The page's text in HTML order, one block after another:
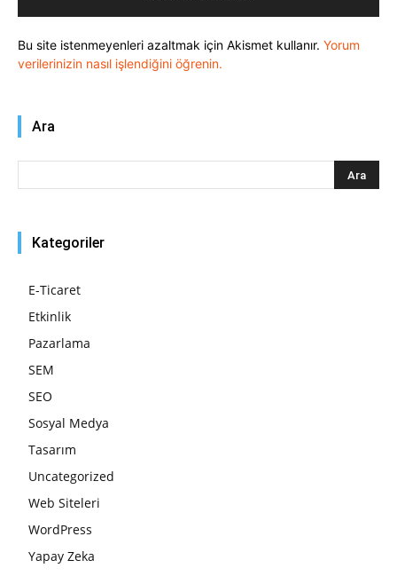
Bu site istenmeyenleri azaltmak için Akismet kullanır. Yorum
verilerinizin nasıl işlendiğini öğrenin.
Ara
Kategoriler
E-Ticaret
Etkinlik
Pazarlama
SEM
SEO
Sosyal Medya
Tasarım
Uncategorized
Web Siteleri
WordPress
Yapay Zeka